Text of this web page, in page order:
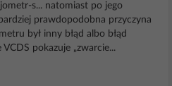
s... natomiast po jego
prawdopodobna przyczyna
był inny błąd albo błąd
pokazuje „zwarcie...